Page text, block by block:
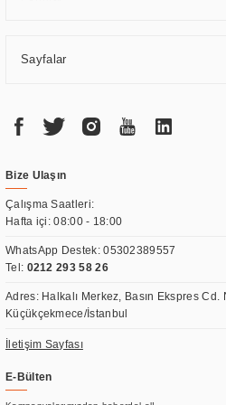
Sayfalar
Bize Ulaşın
Çalışma Saatleri:
Hafta içi: 08:00 - 18:00
WhatsApp Destek:05302389557
Tel: 0212 293 58 26
Adres: Halkalı Merkez, Basın Ekspres Cd.
Küçükçekmece/İstanbul
İletişim Sayfası
E-Bülten